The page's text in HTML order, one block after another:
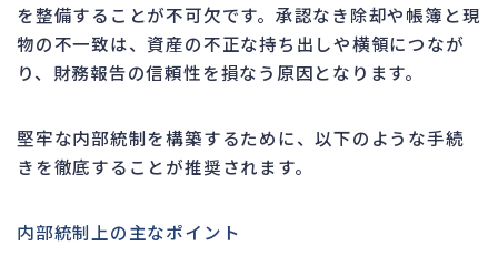
を整備することが不可欠です。承認なき除却や帳簿と現
物の不一致は、資産の不正な持ち出しや横領につなが
り、財務報告の信頼性を損なう原因となります。
堅牢な内部統制を構築するために、以下のような手続
きを徹底することが推奨されます。
内部統制上の主なポイント